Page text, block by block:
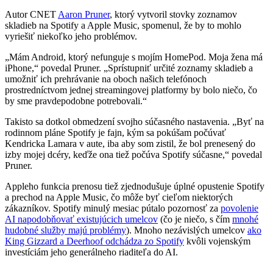
Autor CNET Aaron Pruner, ktorý vytvoril stovky zoznamov
skladieb na Spotify a Apple Music, spomenul, že by to mohlo
vyriešiť niekoľko jeho problémov.
„Mám Android, ktorý nefunguje s mojím HomePod. Moja žena má
iPhone,“ povedal Pruner. „Sprístupniť určité zoznamy skladieb a
umožniť ich prehrávanie na oboch našich telefónoch
prostredníctvom jednej streamingovej platformy by bolo niečo, čo
by sme pravdepodobne potrebovali.“
Takisto sa dotkol obmedzení svojho súčasného nastavenia. „Byť na
rodinnom pláne Spotify je fajn, kým sa pokúšam počúvať
Kendricka Lamara v aute, iba aby som zistil, že bol prenesený do
izby mojej dcéry, keďže ona tiež počúva Spotify súčasne,“ povedal
Pruner.
Appleho funkcia prenosu tiež zjednodušuje úplné opustenie Spotify
a prechod na Apple Music, čo môže byť cieľom niektorých
zákazníkov. Spotify minulý mesiac pútalo pozornosť za povolenie
AI napodobňovať existujúcich umelcov (čo je niečo, s čím mnohé
hudobné služby majú problémy). Mnoho nezávislých umelcov ako
King Gizzard a Deerhoof odchádza zo Spotify kvôli vojenským
investíciám jeho generálneho riaditeľa do AI.